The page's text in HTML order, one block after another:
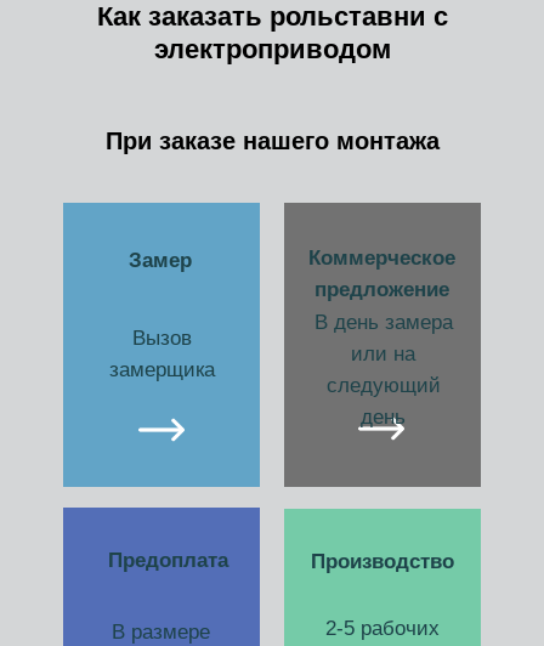
Как заказать рольставни с
электроприводом
При заказе нашего монтажа
Замер
Вызов
замерщика
Коммерческое
предложение
В день замера
или на
следующий
день
Предоплата
В размере
Производство
2-5 рабочих